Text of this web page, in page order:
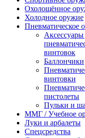
Охолощённое
Холодное оружие
Пневматическое
Аксессуары
винтовок
Баллончики
винтовки
пистолеты
Пульки и
ММГ / Учебное
Луки и арбалеты
Спецсредства